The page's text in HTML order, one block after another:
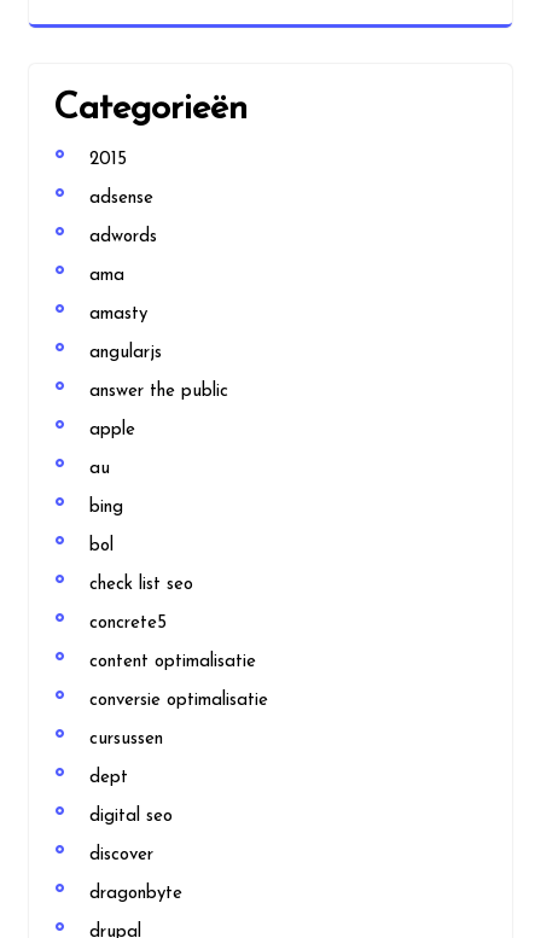
Categorieën
2015
adsense
adwords
ama
amasty
angularjs
answer the public
apple
au
bing
bol
check list seo
concrete5
content optimalisatie
conversie optimalisatie
cursussen
dept
digital seo
discover
dragonbyte
drupal